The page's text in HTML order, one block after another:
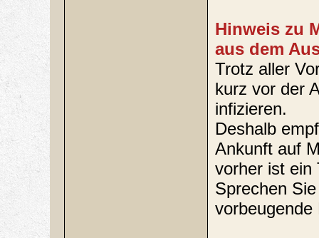
Hinweis zu
aus dem
Trotz aller
kurz vor der
infizieren.
Deshalb
Ankunft auf
vorher ist ein
Sprechen